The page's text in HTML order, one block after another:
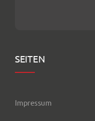
SEITEN
Impressum